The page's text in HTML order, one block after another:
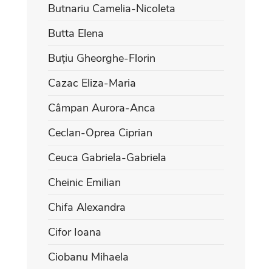
Butnariu Camelia-Nicoleta
Butta Elena
Buțiu Gheorghe-Florin
Cazac Eliza-Maria
Câmpan Aurora-Anca
Ceclan-Oprea Ciprian
Ceuca Gabriela-Gabriela
Cheinic Emilian
Chifa Alexandra
Cifor Ioana
Ciobanu Mihaela